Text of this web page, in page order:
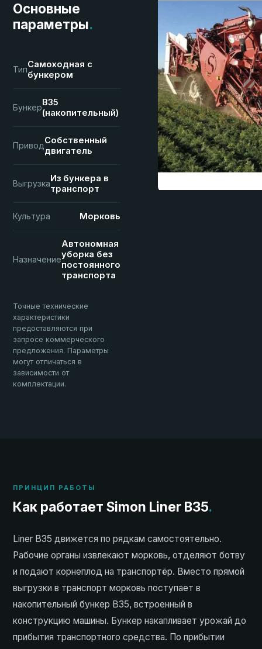
Основные
параметры.
ТипСамоходная с
бункером
БункерB35
(накопительный)
ПриводСобственный
двигатель
ВыгрузкаИз бункера в
транспорт
Культура Морковь
Назначение
Автономная
уборка без
постоянного
транспорта
Точные технические
характеристики
предоставляются при
запросе коммерческого
предложения. Параметры
могут отличаться в
зависимости от
комплектации.
ПРИНЦИП РАБОТЫ
Как работает Simon Liner B35.
Liner B35 движется по рядкам самостоятельно.
Рабочие органы извлекают морковь, отделяют ботву
и подают корнеплод на транспортёр. Вместо прямой
выгрузки в транспорт морковь поступает в
накопительный бункер B35, встроенный в
конструкцию машины. Бункер накапливает урожай до
прибытия транспортного средства. По прибытии